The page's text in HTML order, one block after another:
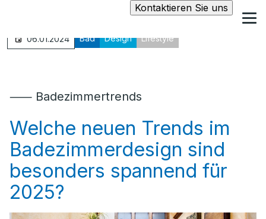
Kontaktieren Sie uns
06.01.2024 Bad Design Lifestyle
⸺ Badezimmertrends
Welche neuen Trends im
Badezimmerdesign sind
besonders spannend für
2025?